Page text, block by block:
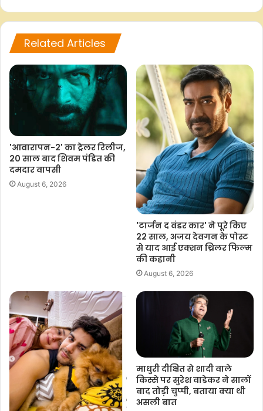
F
a
c
o
k
W
h
a
t
s
p
p
T
w
i
t
t
r
C
o
p
i
n
k
a
r
e
Related Articles
'आवारापन-2' का ट्रेलर रिलीज,
20 साल बाद शिवम पंडित की
दमदार वापसी
August 6, 2026
'टार्जन द वंडर कार' ने पूरे किए
22 साल, अजय देवगन के पोस्ट
से याद आई एक्शन थ्रिलर फिल्म
की कहानी
August 6, 2026
माधुरी दीक्षित से शादी वाले
किस्से पर सुरेश वाडेकर ने सालों
बाद तोड़ी चुप्पी, बताया क्या थी
असली बात